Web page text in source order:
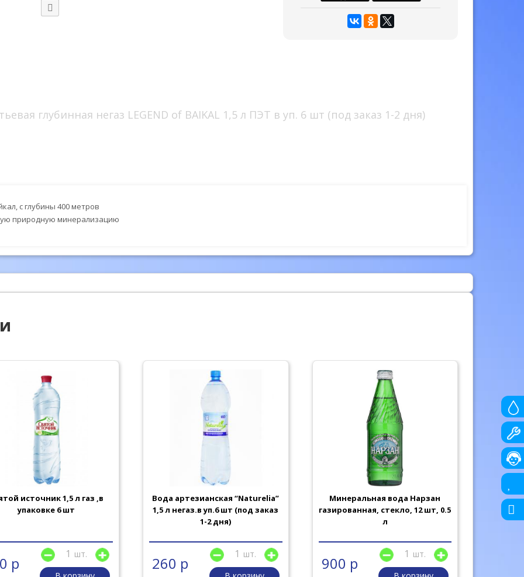
глубинная негаз LEGEND of BAIKAL 1,5 л ПЭТ в уп. 6 шт (под заказ 1-2 дня)
с глубины 400 метров
природную минерализацию
источник 1,5 л газ ,в
упаковке 6 шт
р
шт.
Вода артезианская “Naturelia”
1,5 л негаз.в уп.6 шт (под заказ
1-2 дня)
260 р
шт.
Минеральная вода Нарзан
газированная, стекло, 12 шт, 0.5
л
900 р
шт.